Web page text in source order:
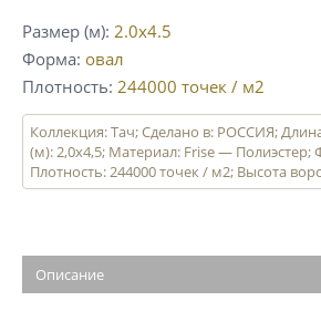
Размер (м) 2.0x4.5
Форма овал
Плотность 244000 точек / м2
Коллекция: Тач; Сделано в: РОССИЯ;
(м): 2,0х4,5; Материал: Frise — Полиэстер;
Плотность: 244000 точек / м2; Высота
Описание